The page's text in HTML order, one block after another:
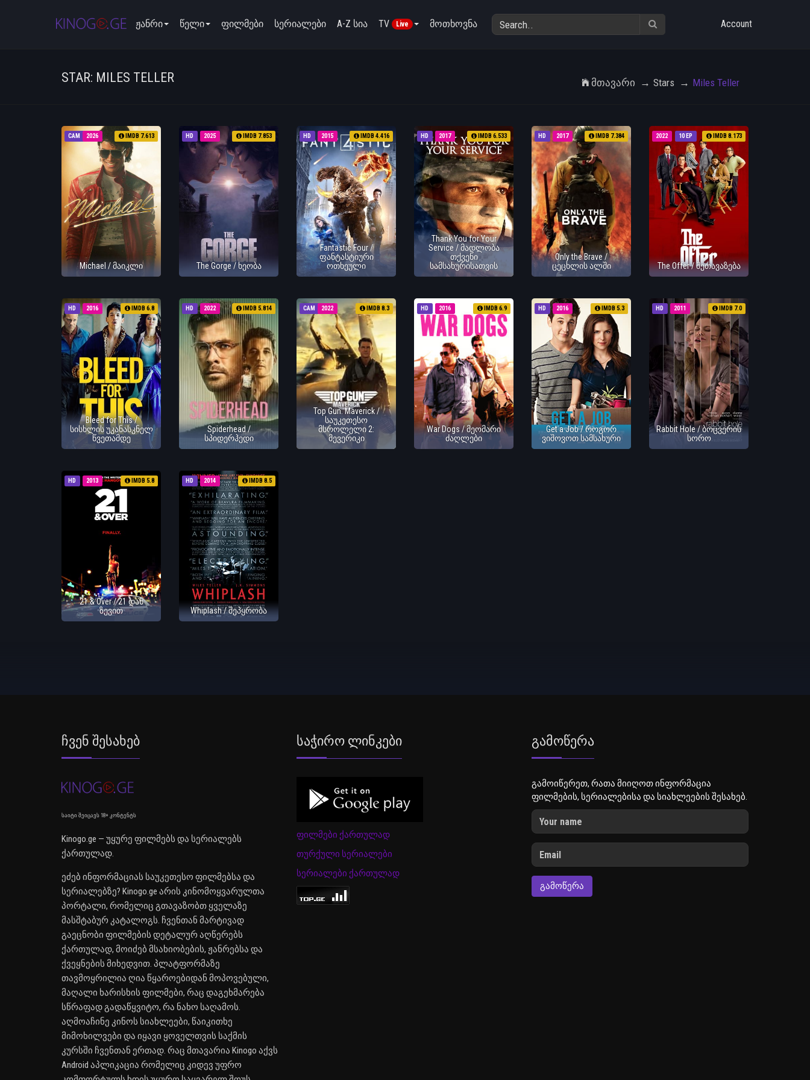
ჟანრი წელი ფილმები სერიალები A-Z სია TV Live მოთხოვნა Account
STAR: MILES TELLER Მთავარი Stars Miles Teller
CAM 2026 IMDB 7.613
Michael / მაიკლი
HD 2025 IMDB 7.853
The Gorge / ხეობა
HD 2015 IMDB 4.416
Fantastic Four /
ფანტასტიური
ოთხეული
HD 2017 IMDB 6.533
Thank You for Your
Service / მადლობა
თქვენი
სამსახურისათვის
HD 2017 IMDB 7.384
Only the Brave /
ცეცხლის ალში
10 EP
2022 IMDB 8.173
The Offer / შეთავაზება
HD 2016 IMDB 6.8
Bleed for This /
სისხლის უკანასკნელ
წვეთამდე
HD 2022 IMDB 5.814
Spiderhead /
სპიდერჰედი
CAM 2022 IMDB 8.3
Top Gun: Maverick /
საუკეთესო
მსროლელი 2:
მევერიკი
HD 2016 IMDB 6.9
War Dogs / მეომარი
ძაღლები
HD 2016 IMDB 5.3
Get a Job / როგორ
ვიშოვოთ სამსახური
HD 2011 IMDB 7.0
Rabbit Hole / ბოცვერის
სორო
HD 2013 IMDB 5.8
21 & Over / 21 დან
ზევით
HD 2014 IMDB 8.5
Whiplash / შეპყრობა
Ჩვენ Შესახებ
საიტი შეიცავს 18+ კონტენტს
Kinogo.ge — უყურე ფილმებს და სერიალებს
ქართულად.
ეძებ ინფორმაციას საუკეთესო ფილმებსა და
სერიალებზე? Kinogo.ge არის კინომოყვარულთა
პორტალი, რომელიც გთავაზობთ ყველაზე
მასშტაბურ კატალოგს. ჩვენთან მარტივად
გაეცნობი ფილმების დეტალურ აღწერებს
ქართულად, მოიძებ მსახიობების, ჟანრებსა და
ქვეყნების მიხედვით. პლატფორმაზე
თავმოყრილია ღია წყაროებიდან მოპოვებული,
მაღალი ხარისხის ფილმები, რაც დაგეხმარება
სწრაფად გადაწყვიტო, რა ნახო საღამოს.
აღმოაჩინე კინოს სიახლეები, წაიკითხე
მიმოხილვები და იყავი ყოველთვის საქმის
კურსში ჩვენთან ერთად. რაც მთავარია Kinogo აქვს
Android აპლიკაცია რომელიც კიდევ უფრო
Საჭირო Ლინკები
ფილმები ქართულად
თურქული სერიალები
სერიალები ქართულად
Გამოწერა
გამოიწერეთ, რათა მიიღოთ ინფორმაცია
ფილმების, სერიალებისა და სიახლეების შესახებ.
ᲒᲐᲛᲝᲬᲔᲠᲐ